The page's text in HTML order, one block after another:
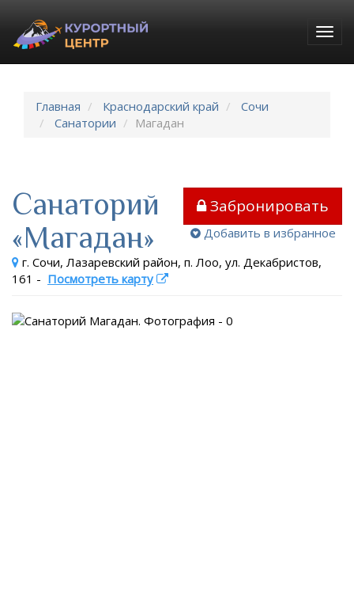
Главная Краснодарский край
Сочи
Санатории
Магадан
Забронировать
Добавить в избранное
Санаторий
«Магадан»
г. Сочи, Лазаревский район, п. Лоо, ул. Декабристов,
161 - Посмотреть карту